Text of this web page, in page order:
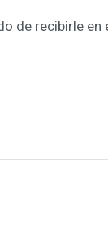
de recibirle en